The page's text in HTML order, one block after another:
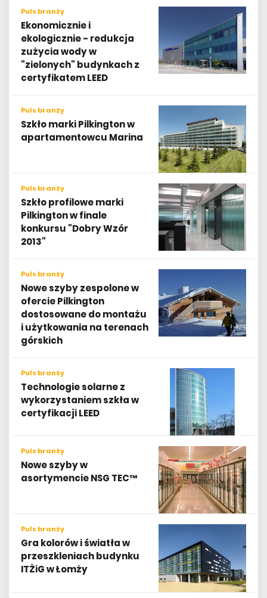
Puls branży
Ekonomicznie i
ekologicznie - redukcja
zużycia wody w
"zielonych" budynkach z
certyfikatem LEED
Puls branży
Szkło marki Pilkington w
apartamentowcu Marina
Puls branży
Szkło profilowe marki
Pilkington w finale
konkursu "Dobry Wzór
2013"
Puls branży
Nowe szyby zespolone w
ofercie Pilkington
dostosowane do montażu
i użytkowania na terenach
górskich
Puls branży
Technologie solarne z
wykorzystaniem szkła w
certyfikacji LEED
Puls branży
Nowe szyby w
asortymencie NSG TEC™
Puls branży
Gra kolorów i światła w
przeszkleniach budynku
ITŻiG w Łomży